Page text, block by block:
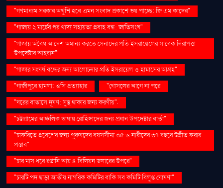
"গণমাধ্যম সরকার অখুশি হবে এমন সংবাদ প্রকাশে ভয় পাচ্ছে: জি এম কাদের"
"গাজায় ২ মার্চের পর খাদ্য সহায়তা প্রবাহ বন্ধ: জাতিসংঘ"
"গাজায় অবৈধ আদেশ অমান্য করতে সেনাদের প্রতি ইসরায়েলের সাবেক নিরাপত্তা
উপদেষ্টার আহ্বান"'
"গাজার সংঘর্ষ বন্ধের জন্য আলোচনার প্রতি ইসরায়েল ও হামাসের আগ্রহ"
"গাজীপুরে হামলা: ওসি প্রত্যাহার
"গোসলের আগে না পরে
"ঘরের বাতাসে দূষণ: সুস্থ থাকার জন্য করণীয়".
"চট্টগ্রামের আঞ্চলিক ভাষায় রোহিঙ্গাদের জন্য প্রধান উপদেষ্টার বার্তা"
"চাকরিতে প্রবেশের জন্য পুরুষদের বয়সসীমা ৩৫ ও নারীদের ৩৭ বছরে উন্নীত করার
প্রস্তাব"
"চার মাস ধরে রপ্তানি আয় ৪ বিলিয়ন ডলারের উপরে"
"চারটি পদ ছাড়া জাতীয় নাগরিক কমিটির বাকি সব কমিটি বিলুপ্ত ঘোষণা"